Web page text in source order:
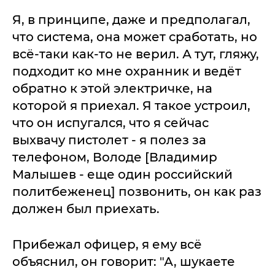
Я, в принципе, даже и предполагал,
что система, она может сработать, но
всё-таки как-то не верил. А тут, гляжу,
подходит ко мне охранник и ведёт
обратно к этой электричке, на
которой я приехал. Я такое устроил,
что он испугался, что я сейчас
выхвачу пистолет - я полез за
телефоном, Володе [Владимир
Малышев - еще один российский
политбеженец] позвонить, он как раз
должен был приехать.
Прибежал офицер, я ему всё
объяснил, он говорит: "А, шукаете